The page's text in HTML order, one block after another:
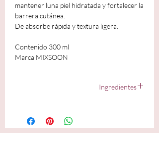
mantener luna piel hidratada y fortalecer la
barrera cutánea.
De absorbe rápida y textura ligera.
Contenido 300 ml
Marca MIXSOON
Ingredientes